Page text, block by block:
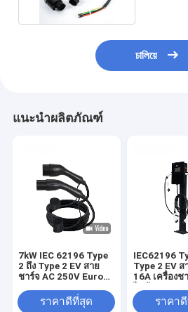
চালিয়ে
แนะนำผลิตภัณฑ์
7kW IEC 62196 Type
2 ถึง Type 2 EV สาย
ชาร์จ AC 250V Europe
Car Charger Station
ราคาดีที่สุด
IEC62196
Type 2 EV ส
16A เครื่องช
ราคา